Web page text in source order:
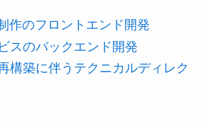
作のフロントエンド開発
スのバックエンド開発
構築に伴うテクニカルディレク